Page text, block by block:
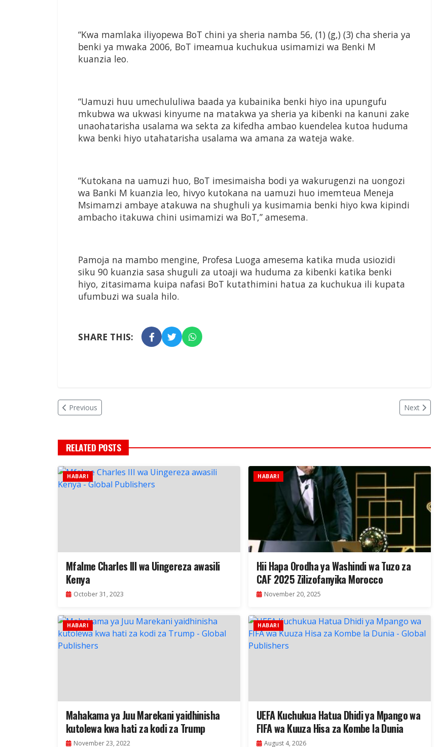
“Kwa mamlaka iliyopewa BoT chini ya sheria namba 56, (1) (g,) (3) cha sheria ya
benki ya mwaka 2006, BoT imeamua kuchukua usimamizi wa Benki M
kuanzia leo.
“Uamuzi huu umechululiwa baada ya kubainika benki hiyo ina upungufu
mkubwa wa ukwasi kinyume na matakwa ya sheria ya kibenki na kanuni zake
unaohatarisha usalama wa sekta za kifedha ambao kuendelea kutoa huduma
kwa benki hiyo utahatarisha usalama wa amana za wateja wake.
“Kutokana na uamuzi huo, BoT imesimaisha bodi ya wakurugenzi na uongozi
wa Banki M kuanzia leo, hivyo kutokana na uamuzi huo imemteua Meneja
Msimamzi ambaye atakuwa na shughuli ya kusimamia benki hiyo kwa kipindi
ambacho itakuwa chini usimamizi wa BoT,” amesema.
Pamoja na mambo mengine, Profesa Luoga amesema katika muda usiozidi
siku 90 kuanzia sasa shuguli za utoaji wa huduma za kibenki katika benki
hiyo, zitasimama kuipa nafasi BoT kutathimini hatua za kuchukua ili kupata
ufumbuzi wa suala hilo.
SHARE THIS:
Previous Next
RELATED POSTS
HABARI
Mfalme Charles III wa Uingereza awasili
Kenya
October 31, 2023
HABARI
Hii Hapa Orodha ya Washindi wa Tuzo za
CAF 2025 Zilizofanyika Morocco
November 20, 2025
HABARI
Mahakama ya Juu Marekani yaidhinisha
kutolewa kwa hati za kodi za Trump
November 23, 2022
HABARI
UEFA Kuchukua Hatua Dhidi ya Mpango wa
FIFA wa Kuuza Hisa za Kombe la Dunia
August 4, 2026